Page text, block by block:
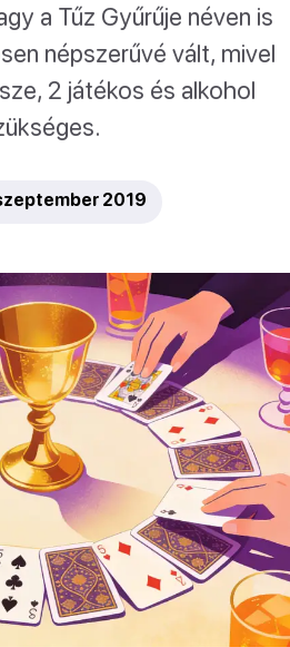
a Tűz Gyűrűje néven is
népszerűvé vált, mivel
2 játékos és alkohol
2019